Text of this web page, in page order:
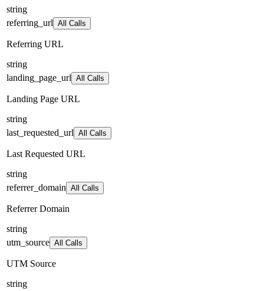
string
referring_url All Calls
Referring URL
string
landing_page_url All Calls
Landing Page URL
string
last_requested_url All Calls
Last Requested URL
string
referrer_domain All Calls
Referrer Domain
string
utm_source All Calls
UTM Source
string